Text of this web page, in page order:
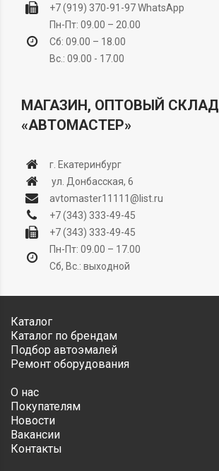
+7 (919) 370-91-97WhatsApp
Пн-Пт: 09.00 – 20.00
Сб: 09.00 – 18.00
Вс.: 09.00 - 17.00
МАГАЗИН, ОПТОВЫЙ СКЛАД
«АВТОМАСТЕР»
г. Екатеринбург
ул. Донбасская, 6
avtomaster11111@list.ru
+7 (343) 333-49-45
+7 (343) 333-49-45
Пн-Пт: 09.00 – 17.00
Сб, Вс.: выходной
Каталог
Каталог по брендам
Подбор автоэмалей
Ремонт оборудования
О нас
Покупателям
Новости
Вакансии
Контакты